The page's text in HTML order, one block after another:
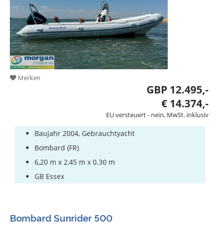
Sportbootschulen
Versicherungen
Yachtwerften
Merken
GBP 12.495,-
€ 14.374,-
EU versteuert - nein, MwSt. inklusiv
Baujahr 2004, Gebrauchtyacht
Bombard (FR)
6,20 m x 2,45 m x 0.30 m
GB Essex
Bombard Sunrider 500